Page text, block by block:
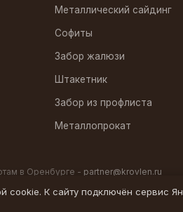
Металлический сайдинг
Софиты
Забор жалюзи
Штакетник
Забор из профлиста
Металлопрокат
в Оренбурге - partner@krovlen.ru
cookie. К сайту подключён сервис